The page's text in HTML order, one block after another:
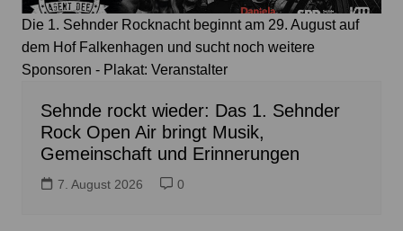
Die 1. Sehnder Rocknacht beginnt am 29. August auf
dem Hof Falkenhagen und sucht noch weitere
Sponsoren - Plakat: Veranstalter
Sehnde rockt wieder: Das 1. Sehnder
Rock Open Air bringt Musik,
Gemeinschaft und Erinnerungen
7. August 2026 0